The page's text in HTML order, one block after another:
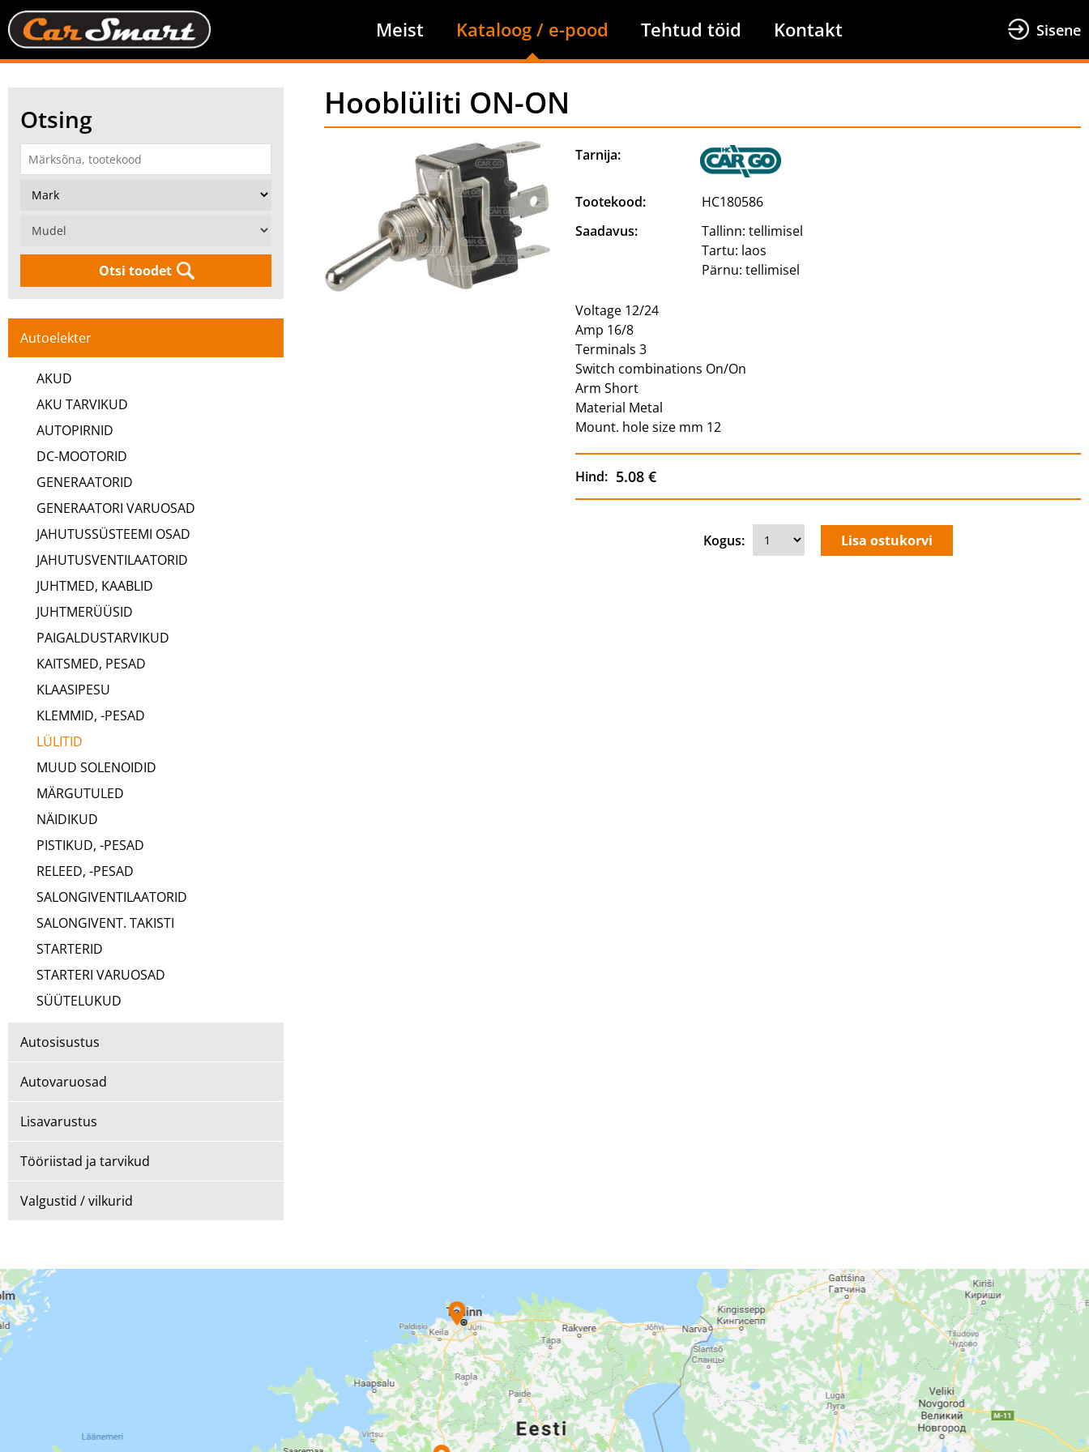
Meist Kataloog / e-pood Tehtud töid Kontakt Sisene
Otsing
Otsi toodet
Autoelekter
AKUD
AKU TARVIKUD
AUTOPIRNID
DC-MOOTORID
GENERAATORID
GENERAATORI VARUOSAD
JAHUTUSSÜSTEEMI OSAD
JAHUTUSVENTILAATORID
JUHTMED, KAABLID
JUHTMERÜÜSID
PAIGALDUSTARVIKUD
KAITSMED, PESAD
KLAASIPESU
KLEMMID, -PESAD
LÜLITID
MUUD SOLENOIDID
MÄRGUTULED
NÄIDIKUD
PISTIKUD, -PESAD
RELEED, -PESAD
SALONGIVENTILAATORID
SALONGIVENT. TAKISTI
STARTERID
STARTERI VARUOSAD
SÜÜTELUKUD
Autosisustus
Autovaruosad
Lisavarustus
Tööriistad ja tarvikud
Valgustid / vilkurid
Hooblüliti ON-ON
Tarnija:
Tootekood:
HC180586
Saadavus:
Tallinn:tellimisel
Tartu: laos
Pärnu:tellimisel
Voltage 12/24
Amp 16/8
Terminals 3
Switch combinations On/On
Arm Short
Material Metal
Mount. hole size mm 12
Hind: 5.08 €
Kogus: